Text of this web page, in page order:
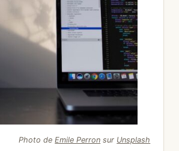
Photo deEmile Perron sur Unsplash